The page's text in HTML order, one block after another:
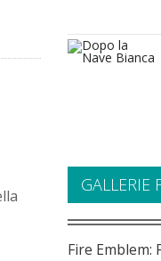
GALLERIE
Fire Emblem: